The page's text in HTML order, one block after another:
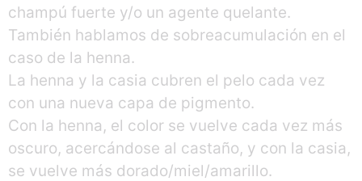
champú fuerte y/o un agente quelante.
También hablamos de sobreacumulación en el
caso de la henna.
La henna y la casia cubren el pelo cada vez
con una nueva capa de pigmento.
Con la henna, el color se vuelve cada vez más
oscuro, acercándose al castaño, y con la casia,
se vuelve más dorado/miel/amarillo.